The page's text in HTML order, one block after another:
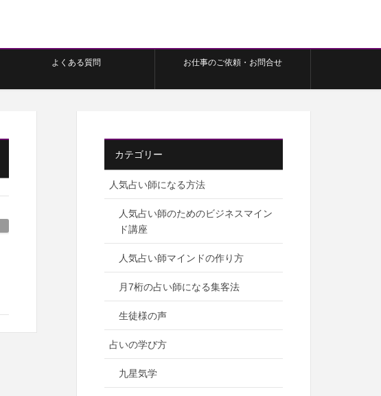
よくある質問 お仕事のご依頼・お問合せ
カテゴリー
人気占い師になる方法
人気占い師のためのビジネスマイン
ド講座
人気占い師マインドの作り方
月7桁の占い師になる集客法
生徒様の声
占いの学び方
九星気学